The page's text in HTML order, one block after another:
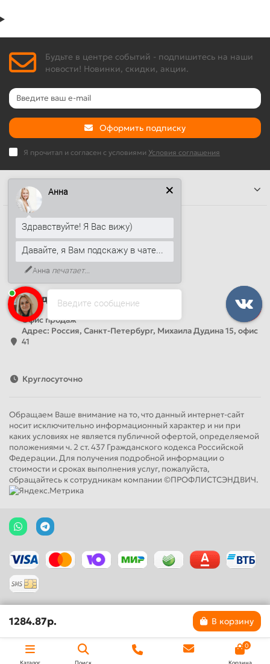
Будьте в центре событий - подпишитесь на наши
новости! Новинки, скидки, акции.
Оформить подписку
Я прочитал и согласен с условиями Условия соглашения
Информация
Наши контакты
+7 (812) 389-26-20
+7 (499) 444-14-71
info@sandwichpanelsvspb.ru
Наш адрес
Офис продаж
Адрес: Россия, Санкт-Петербург, Михаила Дудина 15, офис
41
Круглосуточно
Обращаем Ваше внимание на то, что данный интернет-сайт
носит исключительно информационный характер и ни при
каких условиях не является публичной офертой, определяемой
положениями ч. 2 ст. 437 Гражданского кодекса Российской
Федерации. Для получения подробной информации о
стоимости и сроках выполнения услуг, пожалуйста,
обращайтесь к сотрудникам компании ©ПРОФЛИСТСЭНДВИЧ.
1284.87р. В корзину
0
Введите сообщение
Анна
Здравствуйте! Я Вас вижу)
Давайте, я Вам подскажу в чате...
Анна печатает...